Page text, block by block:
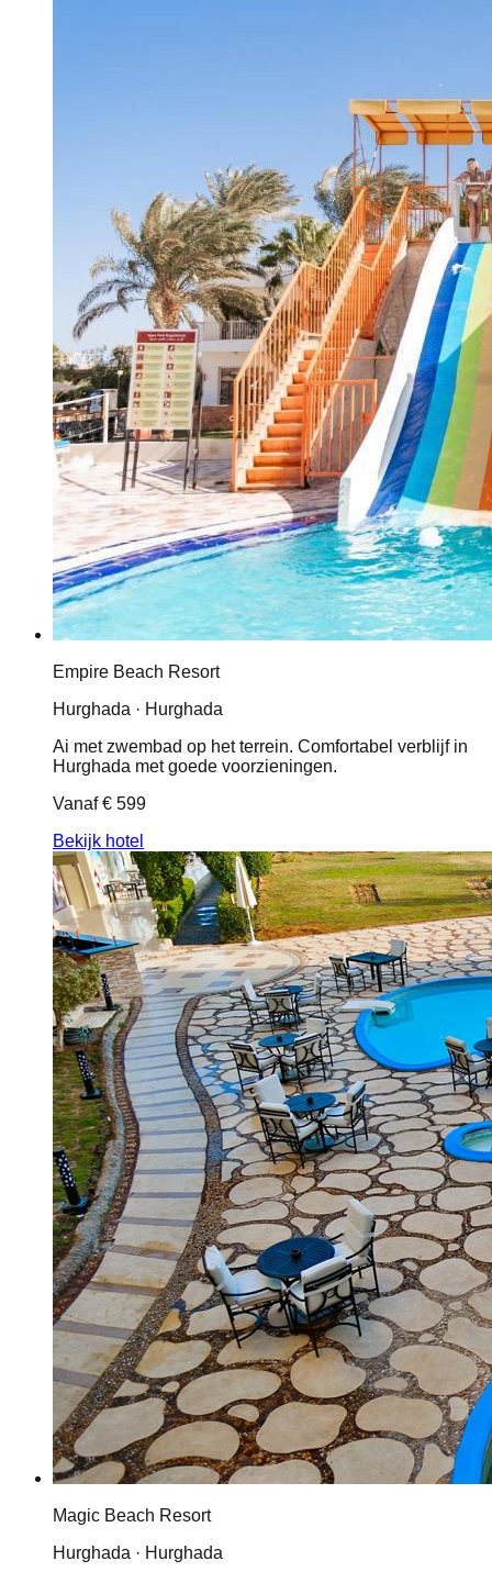
Empire Beach Resort
Hurghada · Hurghada
Ai met zwembad op het terrein. Comfortabel verblijf in
Hurghada met goede voorzieningen.
Vanaf€ 599
Bekijk hotel
Magic Beach Resort
Hurghada · Hurghada